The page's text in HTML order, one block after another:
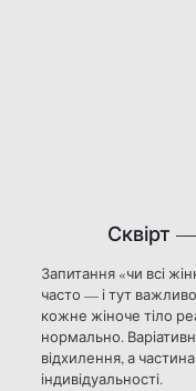
Сквірт
Запитання «чи всі
часто — і тут
кожне жіноче тіло
нормально.
відхилення, а
індивідуальності.